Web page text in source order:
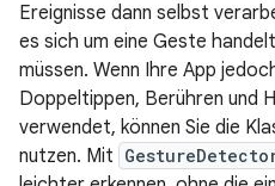
Ereignisse dann selbst
es sich um eine Geste
müssen. Wenn Ihre App
Doppeltippen, Berühren und
verwendet, können Sie die
nutzen. Mit